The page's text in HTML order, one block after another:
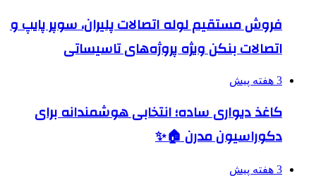
فروش مستقیم لوله اتصالات پلیران، سوپر پایپ و
اتصالات بنکن ویژه پروژه‌های تاسیساتی
3 هفته پیش
کاغذ دیواری ساده؛ انتخابی هوشمندانه برای
دکوراسیون مدرن 🏠✨
3 هفته پیش